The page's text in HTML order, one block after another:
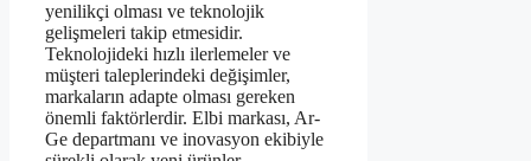
yenilikçi olması ve teknolojik
gelişmeleri takip etmesidir.
Teknolojideki hızlı ilerlemeler ve
müşteri taleplerindeki değişimler,
markaların adapte olması gereken
önemli faktörlerdir. Elbi markası, Ar-
Ge departmanı ve inovasyon ekibiyle